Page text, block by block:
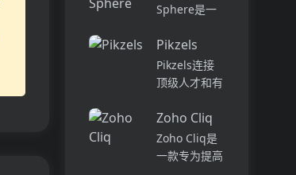
问，包括语言
模型（...
用户管理多个
档和文件、整
理研究材料、
组织内容库，
并将所有文件
和内容集中在
Sphere是一
工参与度分析
平台。它可以
深入分析公司
队和岗位的参
与度,帮助管
理者明确团队
互动症结所
Pikzels
Pikzels连接
顶级人才和有
我们促进协
作，释放创意
卓越。加入我
Zoho Cliq
Zoho Cliq是
一款专为提高